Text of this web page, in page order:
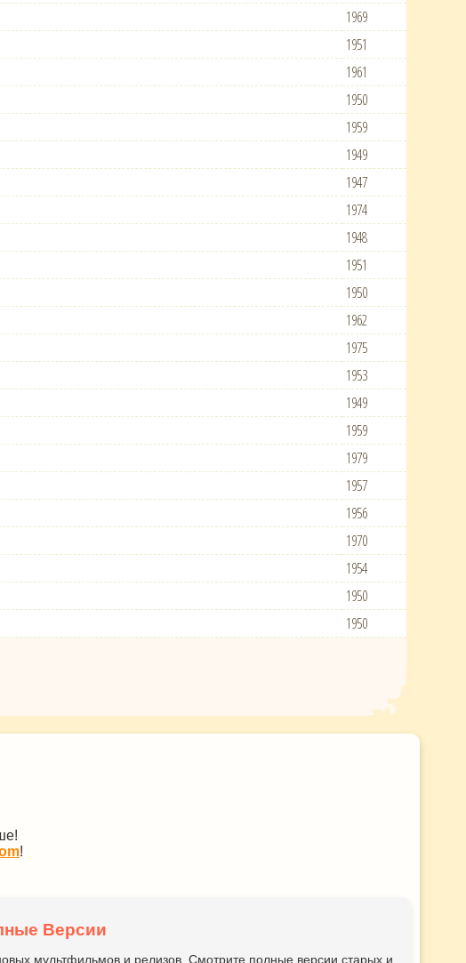
1969
1951
1961
1950
1959
1949
1947
1974
1948
1951
1950
1962
1975
1953
1949
1959
1979
1957
1956
1970
1954
1950
1950
!
Версии
мультфильмов и релизов. Смотрите полные версии старых и